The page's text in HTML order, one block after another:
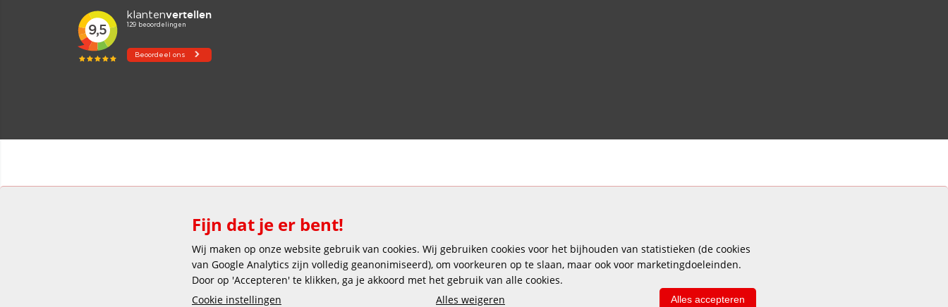
Veilig en gemakkelijk betalen
Copyright © 2025 DEKAS
Fijn dat je er bent!
Wij maken op onze website gebruik van cookies. Wij gebruiken cookies voor het bijhouden van statistieken (de cookies
van Google Analytics zijn volledig geanonimiseerd), om voorkeuren op te slaan, maar ook voor marketingdoeleinden.
Door op 'Accepteren' te klikken, ga je akkoord met het gebruik van alle cookies.
Cookie instellingen
Alles weigeren Alles accepteren